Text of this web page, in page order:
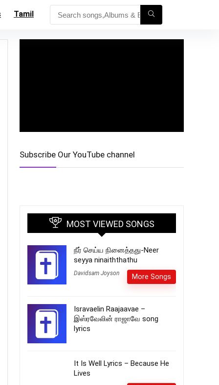
Tamil
Subscribe Our YouTube channel
MOST VIEWED SONGS
நீர் செய்ய நினைத்தது-Neer
seyya ninaiththathu
Davidsam Joyson More Songs
Isravaelin Raajaavae –
இஸ்ரவேலின் ராஜாவே song
lyrics
It Is Well Lyrics – Because He
Lives